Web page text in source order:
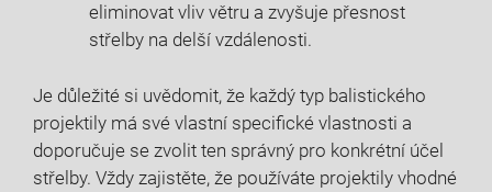
eliminovat vliv větru a zvyšuje přesnost
střelby na delší vzdálenosti.
Je důležité si uvědomit, že každý typ balistického
projektily má své vlastní specifické vlastnosti a
doporučuje se zvolit ten správný pro konkrétní účel
střelby. Vždy zajistěte, že používáte projektily vhodné